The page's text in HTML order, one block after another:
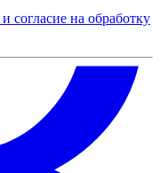
согласие на обработку